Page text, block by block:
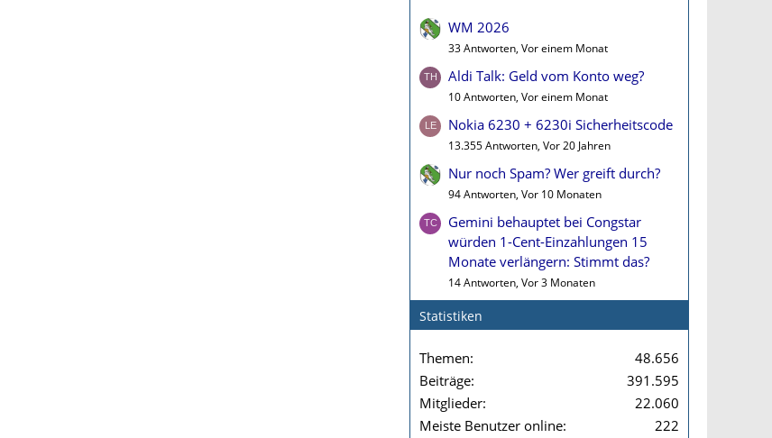
WM 2026
33 Antworten, Vor einem Monat
Aldi Talk: Geld vom Konto weg?
10 Antworten, Vor einem Monat
Nokia 6230 + 6230i Sicherheitscode
13.355 Antworten, Vor 20 Jahren
Nur noch Spam? Wer greift durch?
94 Antworten, Vor 10 Monaten
Gemini behauptet bei Congstar
würden 1-Cent-Einzahlungen 15
Monate verlängern: Stimmt das?
14 Antworten, Vor 3 Monaten
Statistiken
Themen
48.656
Beiträge
391.595
Mitglieder
22.060
Meiste Benutzer online
222